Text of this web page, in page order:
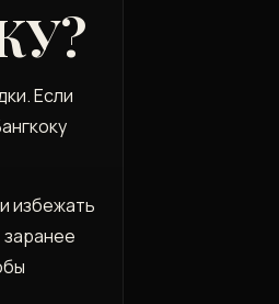
Если
избежать